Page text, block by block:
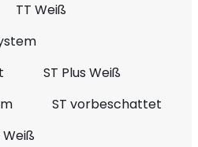
TT Weiß
ST Plus Weiß
ST vorbeschattet
Weiß